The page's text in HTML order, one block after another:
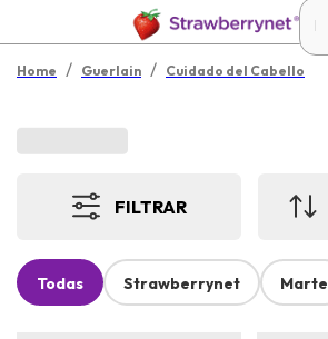
Home / Guerlain / Cuidado del Cabello
FILTRAR
Todas Strawberrynet Marte